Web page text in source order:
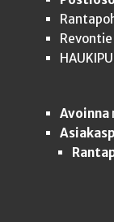
Avoinna